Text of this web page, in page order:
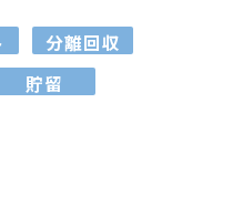
分離回収
貯留